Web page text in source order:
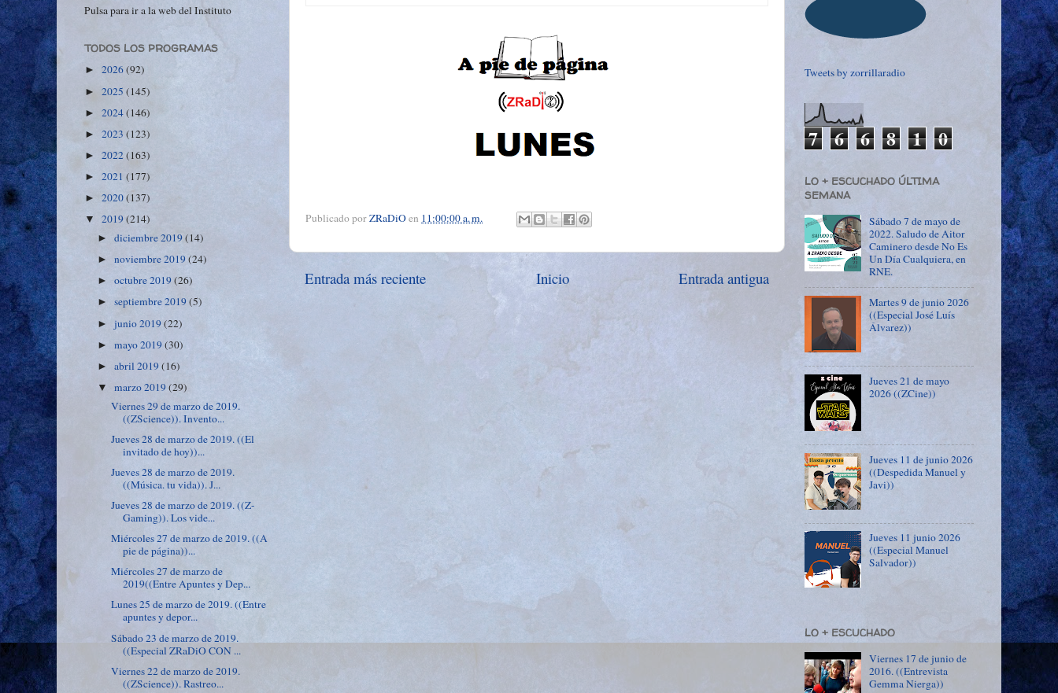
Publicado porZRaDiOen 11:00:00 a. m.
Entrada más reciente Entrada antigua
Inicio
Pulsa para ir a la web del Instituto
TODOS LOS PROGRAMAS
► 2026(92)
► 2025 (145)
► 2024(146)
► 2023 (123)
► 2022(163)
► 2021 (177)
► 2020(137)
▼ 2019(214)
►diciembre 2019(14)
►noviembre 2019(24)
►octubre 2019(26)
►septiembre 2019(5)
►junio 2019(22)
►mayo 2019(30)
►abril 2019(16)
▼marzo 2019(29)
Viernes 29 de marzo de 2019.
((ZScience)). Invento...
Jueves 28 de marzo de 2019. ((El
invitado de hoy))...
Jueves 28 de marzo de 2019.
((Música. tu vida)). J...
Jueves 28 de marzo de 2019. ((Z-
Gaming)). Los vide...
Miércoles 27 de marzo de 2019. ((A
pie de página))...
Miércoles 27 de marzo de
2019((Entre Apuntes y Dep...
Lunes 25 de marzo de 2019. ((Entre
apuntes y depor...
Sábado 23 de marzo de 2019.
((Especial ZRaDiO CON ...
Viernes 22 de marzo de 2019.
((ZScience)). Rastreo...
Tweets by zorrillaradio
7 6 6 8 1 0
LO + ESCUCHADO ÚLTIMA
SEMANA
Sábado 7 de mayo de
2022. Saludo de Aitor
Caminero desde No Es
Un Día Cualquiera, en
RNE.
Martes 9 de junio 2026
((Especial José Luís
Álvarez))
Jueves 21 de mayo
2026 ((ZCine))
Jueves 11 de junio 2026
((Despedida Manuel y
Javi))
Jueves 11 junio 2026
((Especial Manuel
Salvador))
LO + ESCUCHADO
Viernes 17 de junio de
2016. ((Entrevista
Gemma Nierga))